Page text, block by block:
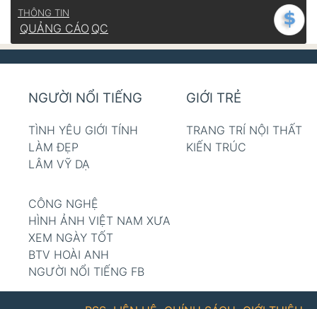
THÔNG TIN
QUẢNG CÁO QC
NGƯỜI NỔI TIẾNG
TÌNH YÊU GIỚI TÍNH
LÀM ĐẸP
LÂM VỸ DẠ
GIỚI TRẺ
TRANG TRÍ NỘI THẤT
KIẾN TRÚC
CÔNG NGHỆ
HÌNH ẢNH VIỆT NAM XƯA
XEM NGÀY TỐT
BTV HOÀI ANH
NGƯỜI NỔI TIẾNG FB